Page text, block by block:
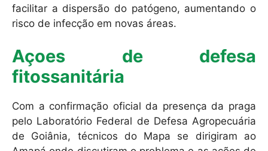
facilitar a dispersão do patógeno, aumentando o
risco de infecção em novas áreas.
Açoes de defesa
fitossanitária
Com a confirmação oficial da presença da praga
pelo Laboratório Federal de Defesa Agropecuária
de Goiânia, técnicos do Mapa se dirigiram ao